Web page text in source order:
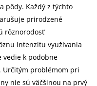
pôdy. Každý z týchto
prirodzené
rôznorodosť
intenzitu využívania
vedie k podobne
Určitým problémom pri
nie sú väčšinou na prvý